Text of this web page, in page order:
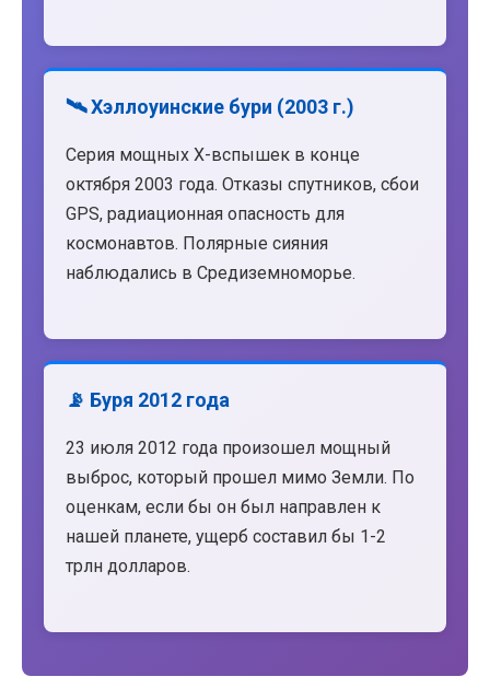
🛰️ Хэллоуинские бури (2003 г.)
Серия мощных X-вспышек в конце
октября 2003 года. Отказы спутников, сбои
GPS, радиационная опасность для
космонавтов. Полярные сияния
наблюдались в Средиземноморье.
📡 Буря 2012 года
23 июля 2012 года произошел мощный
выброс, который прошел мимо Земли. По
оценкам, если бы он был направлен к
нашей планете, ущерб составил бы 1-2
трлн долларов.